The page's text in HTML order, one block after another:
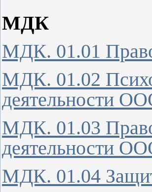
МДК
МДК. 01.01 Право
МДК. 01.02
деятельности
МДК. 01.03
деятельности
МДК. 01.04